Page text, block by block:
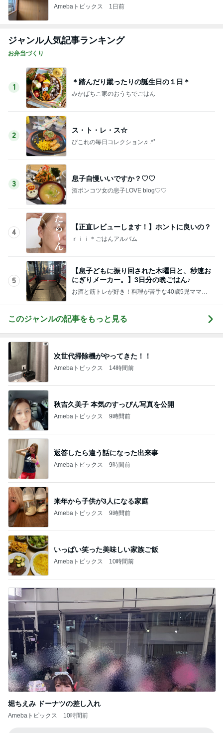
Amebaトピックス 1日前
ジャンル人気記事ランキング
お弁当づくり
1
＊踏んだり蹴ったりの誕生日の１日＊
みかぱちこ家のおうちでごはん
2
ス・ト・レ・ス☆
ぴこれの毎日コレクション♬.*ﾟ
3
息子自慢いいですか？♡♡
酒ポンコツ女の息子LOVE blog♡♡
4
【正直レビューします！】ホントに良いの？
ｒｉｉ＊ごはんアルバム
5
【息子どもに振り回された木曜日と、秒速お
にぎりメーカー。】3日分の晩ごはん♪
お酒と筋トレが好き！料理が苦手な40歳5児ママ主
このジャンルの記事をもっと見る
次世代掃除機がやってきた！！
Amebaトピックス 14時間前
秋吉久美子 本気のすっぴん写真を公開
Amebaトピックス 9時間前
返答したら違う話になった出来事
Amebaトピックス 9時間前
来年から子供が3人になる家庭
Amebaトピックス 9時間前
いっぱい笑った美味しい家族ご飯
Amebaトピックス 10時間前
堀ちえみ ドーナツの差し入れ
Amebaトピックス 10時間前